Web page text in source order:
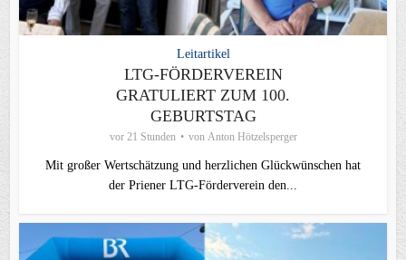
Leitartikel
LTG-FÖRDERVEREIN
GRATULIERT ZUM 100.
GEBURTSTAG
vor 21 Stunden von Anton Hötzelsperger
Mit großer Wertschätzung und herzlichen Glückwünschen hat
der Priener LTG‑Förderverein den...